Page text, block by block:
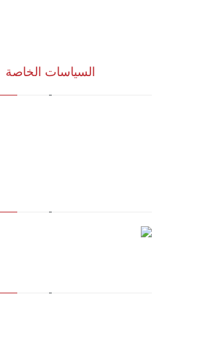
السياسات الخاصة